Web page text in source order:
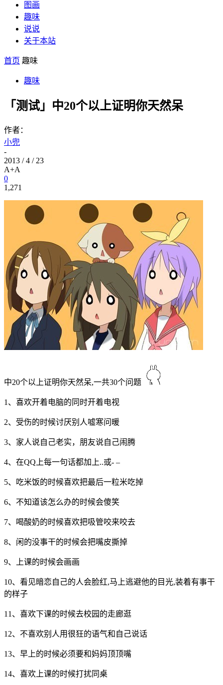
图画
趣味
说说
关于本站
首页 趣味
趣味
「测试」中20个以上证明你天然呆
作者：
小兜
-
2013 / 4 / 23
A+A
0
1,271
中20个以上证明你天然呆,一共30个问题
1、喜欢开着电脑的同时开着电视
2、受伤的时候讨厌别人嘘寒问暖
3、家人说自己老实，朋友说自己闹腾
4、在QQ上每一句话都加上..或- –
5、吃米饭的时候喜欢把最后一粒米吃掉
6、不知道该怎么办的时候会傻笑
7、喝酸奶的时候喜欢把吸管咬来咬去
8、闲的没事干的时候会把嘴皮撕掉
9、上课的时候会画画
10、看见暗恋自己的人会脸红,马上逃避他的目光,装着有事干
的样子
11、喜欢下课的时候去校园的走廊逛
12、不喜欢别人用很狂的语气和自己说话
13、早上的时候必须要和妈妈顶顶嘴
14、喜欢上课的时候打扰同桌